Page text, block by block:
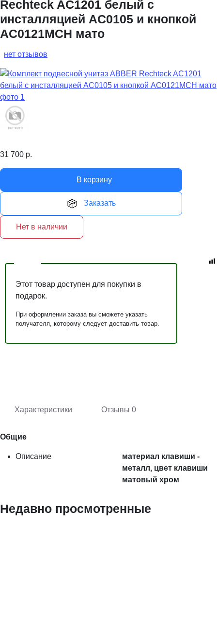
Rechteck AC1201 белый с
инсталляцией AC0105 и кнопкой
AC0121MCH мато
нет отзывов
31 700 р.
В корзину
Заказать
Нет в наличии
Этот товар доступен для покупки в
подарок.
При оформлении заказа вы сможете указать
получателя, которому следует доставить товар.
Характеристики Отзывы 0
Общие
Описание
материал клавиши -
металл, цвет клавиши
матовый хром
Недавно просмотренные